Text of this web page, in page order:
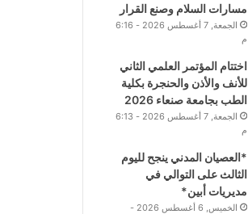
مسارات السلام وصنع القرار
الجمعة, 7 أغسطس 2026 - 6:16
م
اختتام المؤتمر العلمي الثاني
للأنف والأذن والحنجرة بكلية
الطب بجامعة صنعاء 2026
الجمعة, 7 أغسطس 2026 - 6:13
م
*العصيان المدني ينجح لليوم
الثالث على التوالي في
مديريات أبين*
الخميس, 6 أغسطس 2026 -